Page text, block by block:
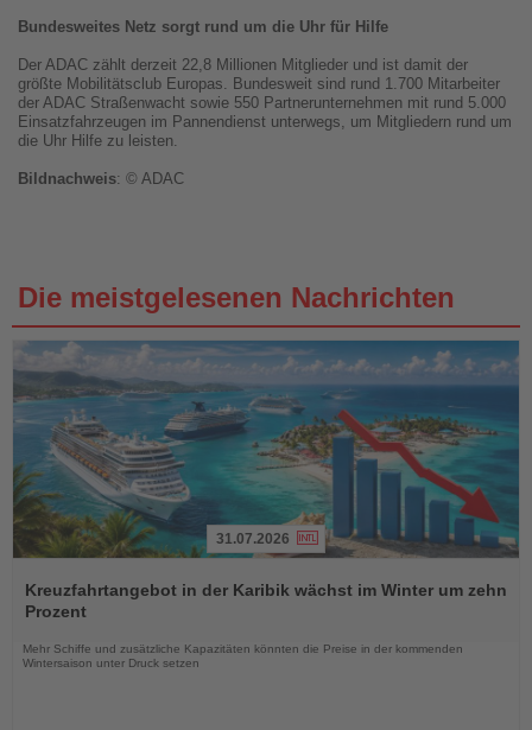
Bundesweites Netz sorgt rund um die Uhr für Hilfe
Der ADAC zählt derzeit 22,8 Millionen Mitglieder und ist damit der
größte Mobilitätsclub Europas. Bundesweit sind rund 1.700 Mitarbeiter
der ADAC Straßenwacht sowie 550 Partnerunternehmen mit rund 5.000
Einsatzfahrzeugen im Pannendienst unterwegs, um Mitgliedern rund um
die Uhr Hilfe zu leisten.
Bildnachweis: © ADAC
Die meistgelesenen Nachrichten
Sie
die
31.07.2026
Kreuzfahrtangebot in der Karibik wächst im Winter um zehn
Prozent
Mehr Schiffe und zusätzliche Kapazitäten könnten die Preise in der kommenden
Wintersaison unter Druck setzen